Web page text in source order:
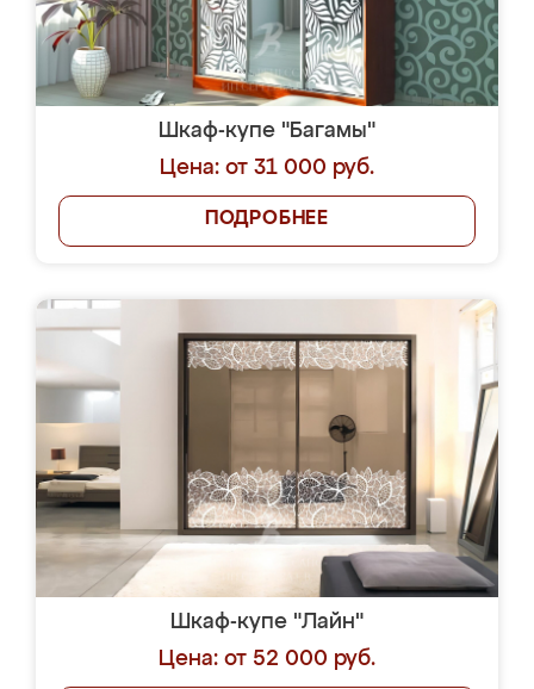
Шкаф-купе "Багамы"
Цена: от 31 000 руб.
ПОДРОБНЕЕ
Шкаф-купе "Лайн"
Цена: от 52 000 руб.